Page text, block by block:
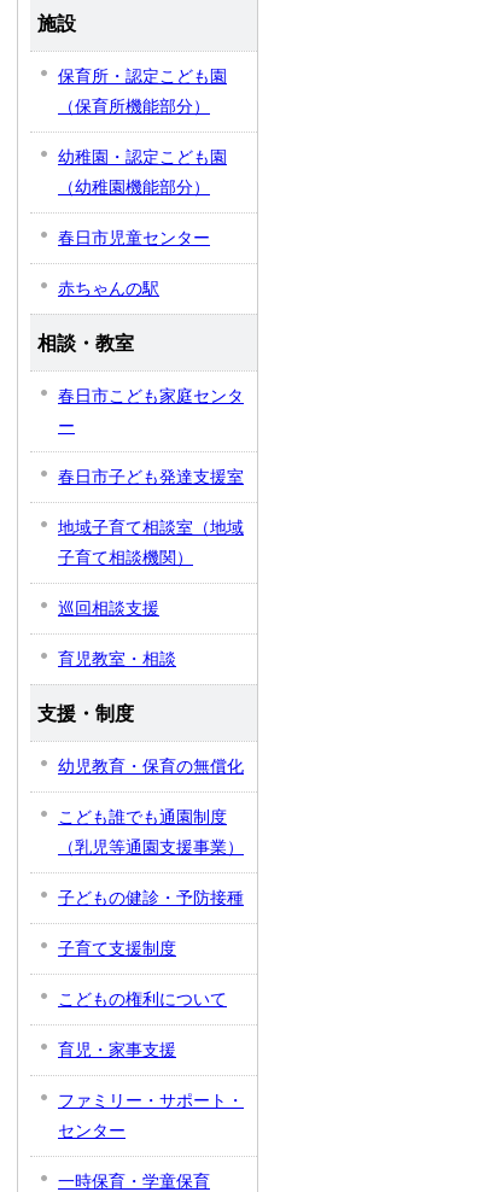
施設
保育所・認定こども園
（保育所機能部分）
幼稚園・認定こども園
（幼稚園機能部分）
春日市児童センター
赤ちゃんの駅
相談・教室
春日市こども家庭センタ
ー
春日市子ども発達支援室
地域子育て相談室（地域
子育て相談機関）
巡回相談支援
育児教室・相談
支援・制度
幼児教育・保育の無償化
こども誰でも通園制度
（乳児等通園支援事業）
子どもの健診・予防接種
子育て支援制度
こどもの権利について
育児・家事支援
ファミリー・サポート・
センター
一時保育・学童保育